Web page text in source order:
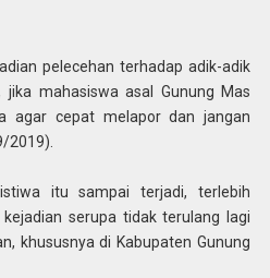
pelecehan terhadap adik-adik
mahasiswa asal Gunung Mas
agar cepat melapor dan jangan
2019).
itu sampai terjadi, terlebih
serupa tidak terulang lagi
khususnya di Kabupaten Gunung